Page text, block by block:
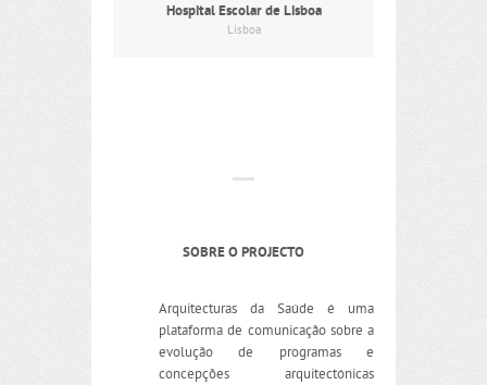
Hospital Escolar de Lisboa
Lisboa
SOBRE O PROJECTO
Arquitecturas da Saúde é uma
plataforma de comunicação sobre a
evolução de programas e
concepções arquitectónicas